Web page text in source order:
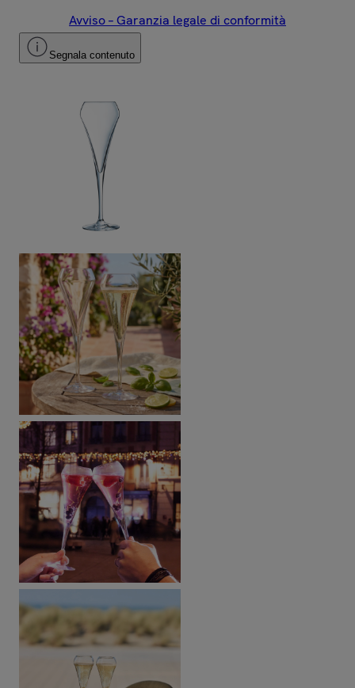
Avviso – Garanzia legale di conformità
Segnala contenuto